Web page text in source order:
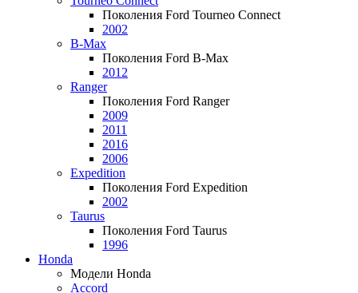
Поколения Ford Tourneo Connect
2002
B-Max
Поколения Ford B-Max
2012
Ranger
Поколения Ford Ranger
2009
2011
2016
2006
Expedition
Поколения Ford Expedition
2002
Taurus
Поколения Ford Taurus
1996
Honda
Модели Honda
Accord